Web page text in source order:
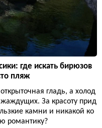
где искать бирюзов
пляж
гладь, а холод
За красоту прид
камни и никакой ко
романтику?